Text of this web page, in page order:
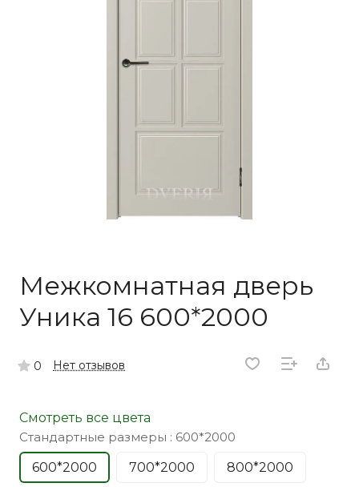
Межкомнатная дверь
Уника 16 600*2000
0 Нет отзывов
Смотреть все цвета
Стандартные размеры : 600*2000
600*2000
700*2000 800*2000